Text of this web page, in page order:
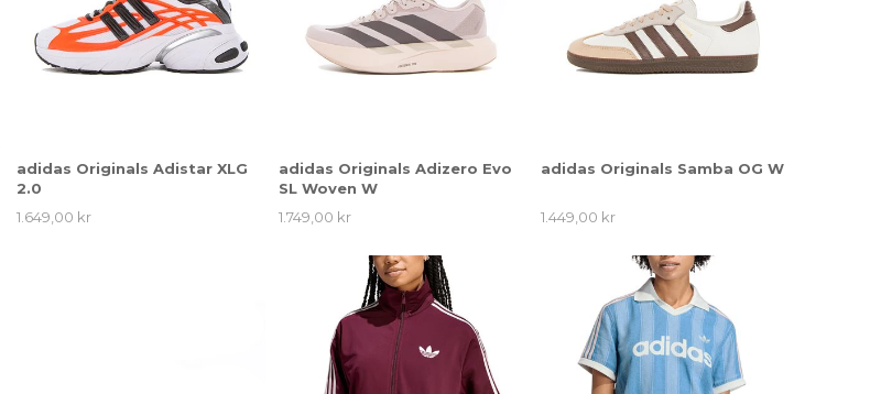
adidas Originals Adistar XLG
2.0
1.649,00 kr
adidas Originals Adizero Evo
SL Woven W
1.749,00 kr
adidas Originals Samba OG W
1.449,00 kr